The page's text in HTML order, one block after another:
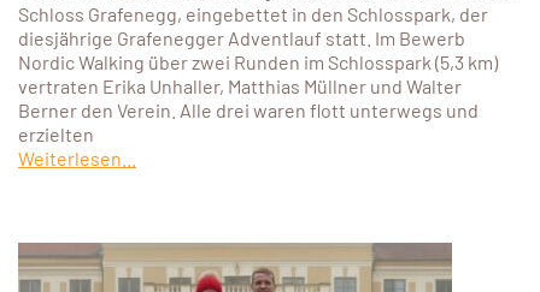
Schloss Grafenegg, eingebettet in den Schlosspark, der
diesjährige Grafenegger Adventlauf statt. Im Bewerb
Nordic Walking über zwei Runden im Schlosspark (5,3 km)
vertraten Erika Unhaller, Matthias Müllner und Walter
Berner den Verein. Alle drei waren flott unterwegs und
erzielten
Weiterlesen...